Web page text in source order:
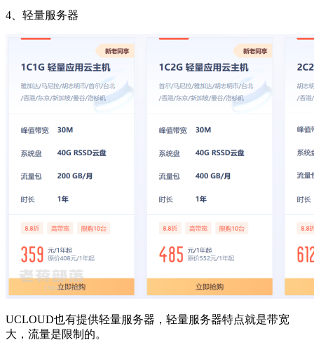
4、轻量服务器
UCLOUD也有提供轻量服务器，轻量服务器特点就是带宽
大，流量是限制的。